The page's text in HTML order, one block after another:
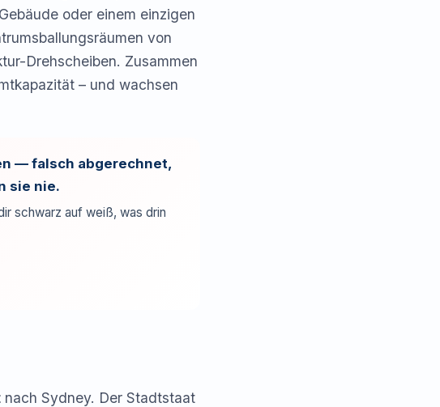
oder einem einzigen
von
Drehscheiben. Zusammen
– und wachsen
— falsch abgerechnet,
sie nie.
schwarz auf weiß, was drin
nach Sydney. Der Stadtstaat